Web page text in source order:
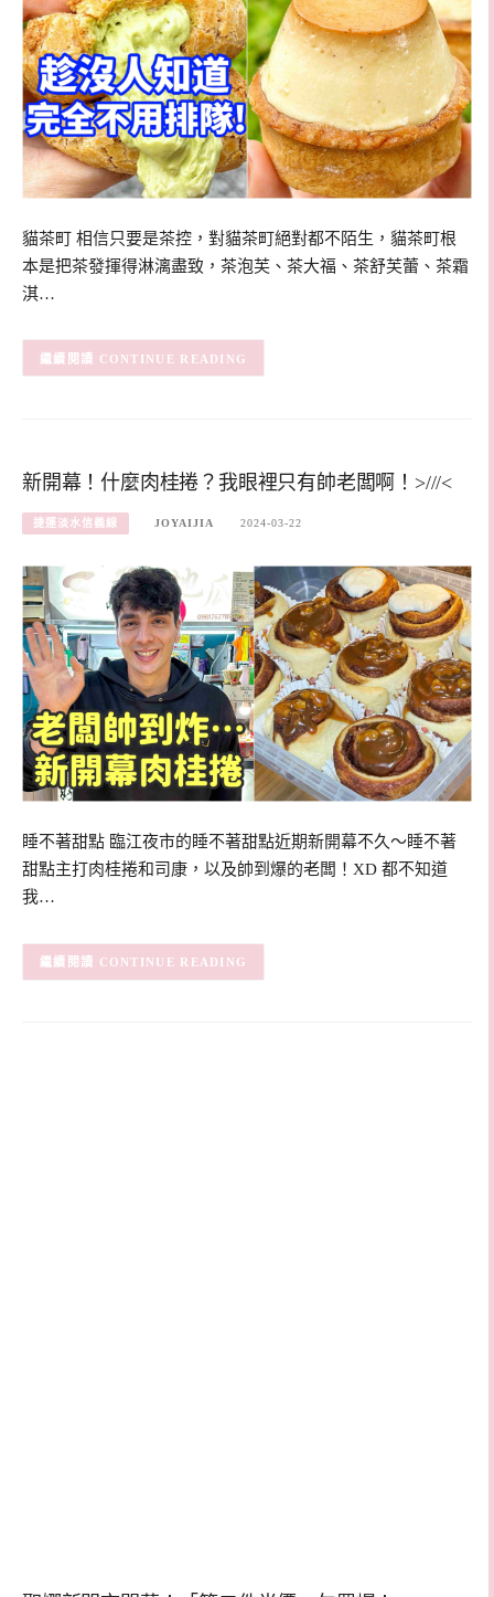
貓茶町 相信只要是茶控，對貓茶町絕對都不陌生，貓茶町根
本是把茶發揮得淋漓盡致，茶泡芙、茶大福、茶舒芙蕾、茶霜
淇…
CONTINUE READING
新開幕！什麼肉桂捲？我眼裡只有帥老闆啊！>///<
捷運淡水信義線 JOYAIJIA 2024-03-22
睡不著甜點 臨江夜市的睡不著甜點近期新開幕不久～睡不著
甜點主打肉桂捲和司康，以及帥到爆的老闆！XD 都不知道
我…
CONTINUE READING